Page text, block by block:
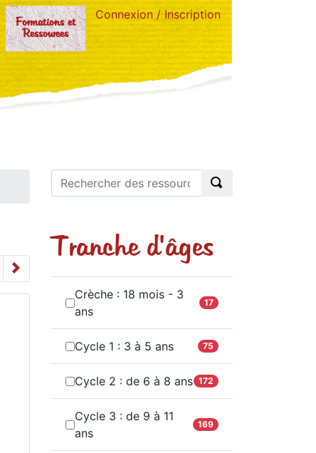
Formations et
Ressources
Connexion / Inscription
Tranche d'âges
Crèche : 18 mois - 3
ans
17
Cycle 1 : 3 à 5 ans 75
Cycle 2 : de 6 à 8 ans 172
Cycle 3 : de 9 à 11
ans
169